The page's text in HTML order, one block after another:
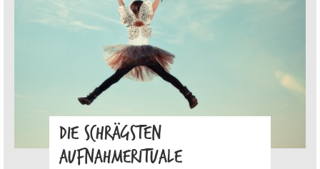
DIE SCHRÄGSTEN
AUFNAHMERITUALE